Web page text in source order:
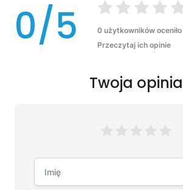
0/5
0 użytkowników
Przeczytaj ich opinie
Twoja opinia